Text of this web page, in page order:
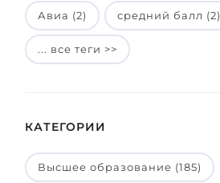
Авиа (2) средний балл (2)
... все теги >>
КАТЕГОРИИ
Высшее образование (185)